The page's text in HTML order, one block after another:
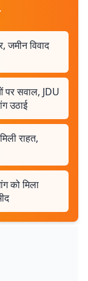
जमीन विवाद
पर सवाल, JDU
उठाई
राहत,
को मिला